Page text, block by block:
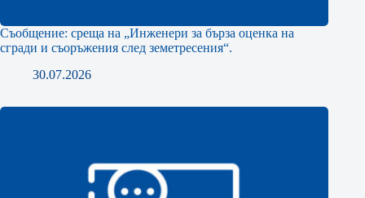
Съобщение: среща на „Инженери за бърза оценка на
сгради и съоръжения след земетресения“.
30.07.2026